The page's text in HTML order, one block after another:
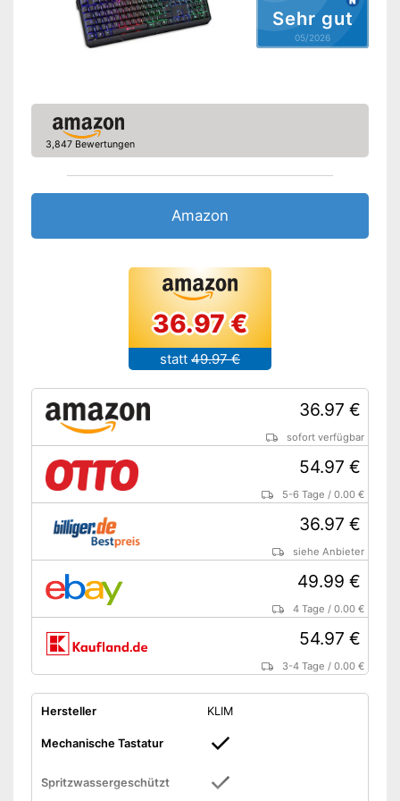
Sehr gut
05/2026
3,847 Bewertungen
Amazon
36.97 €
statt 49.97 €
36.97 €
sofort verfügbar
54.97 €
5-6 Tage /0.00 €
36.97 €
siehe Anbieter
49.99 €
4 Tage /0.00 €
54.97 €
3-4 Tage /0.00 €
Hersteller KLIM
Mechanische Tastatur
Spritzwassergeschützt